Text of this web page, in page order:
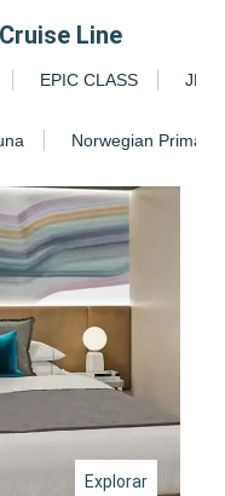
Line
EPIC CLASS
Norwegian Prima
Explorar